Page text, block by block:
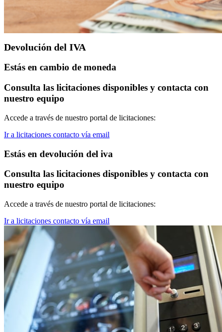
Devolución del IVA
Estás en cambio de moneda
Consulta las licitaciones disponibles y contacta con
nuestro equipo
Accede a través de nuestro portal de licitaciones:
Ir a licitaciones contacto vía email
Estás en devolución del iva
Consulta las licitaciones disponibles y contacta con
nuestro equipo
Accede a través de nuestro portal de licitaciones:
Ir a licitaciones contacto vía email